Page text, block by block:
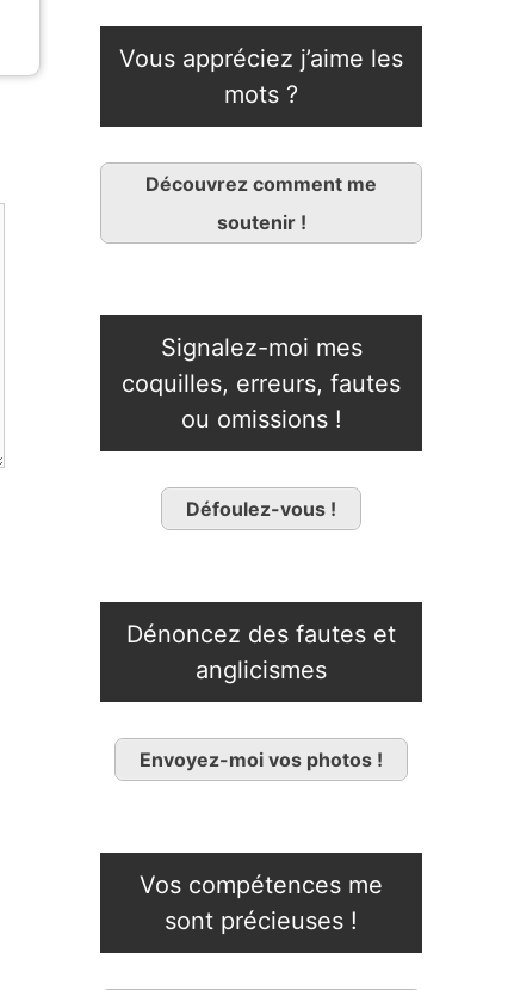
Vous appréciez j’aime les
mots ?
Découvrez comment me
soutenir !
Signalez-moi mes
coquilles, erreurs, fautes
ou omissions !
Défoulez-vous !
Dénoncez des fautes et
anglicismes
Envoyez-moi vos photos !
Vos compétences me
sont précieuses !